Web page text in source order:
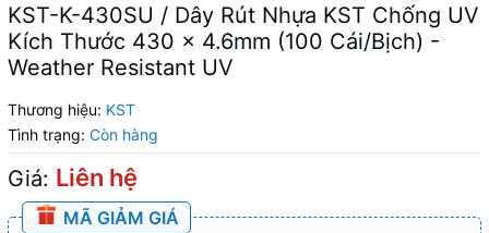
KST-K-430SU / Dây Rút Nhựa KST Chống UV
Kích Thước 430 x 4.6mm (100 Cái/Bịch) -
Weather Resistant UV
Thương hiệu: KST
Tình trạng: Còn hàng
Giá: Liên hệ
MÃ GIẢM GIÁ